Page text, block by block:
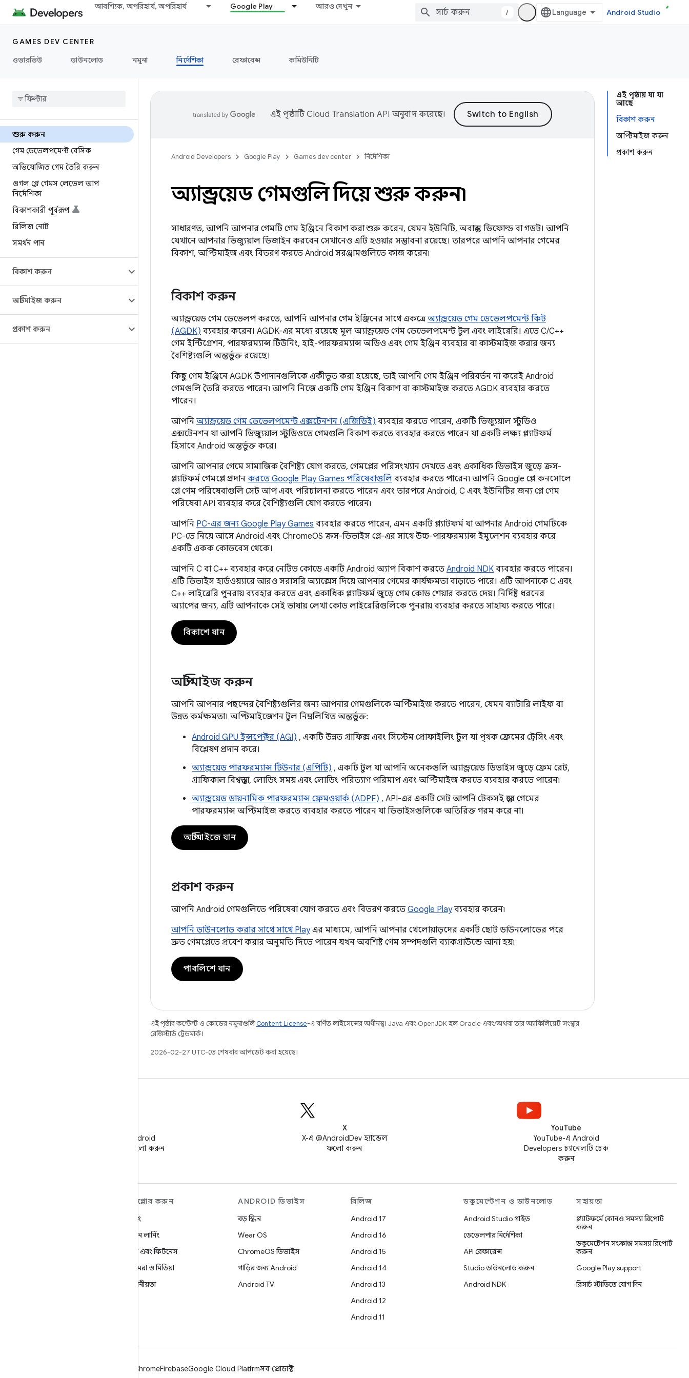
আবশ্যিক, অপরিহার্য, অপরিহার্য Google Play আরও দেখুন
/ Android Studio
GAMES DEV CENTER
ওভারভিউ
ডাউনলোড নমুনা নির্দেশিকা রেফারেন্স কমিউনিটি
শুরু করুন
গেম ডেভেলপমেন্ট বেসিক
অভিযোজিত গেম তৈরি করুন
গুগল প্লে গেমস লেভেল আপ
নির্দেশিকা
বিকাশকারী পূর্বরূপ
রিলিজ নোট
সমর্থন পান
বিকাশ করুন
অপ্টিমাইজ করুন
প্রকাশ করুন
এই পৃষ্ঠায় যা যা
আছে
বিকাশ করুন
অপ্টিমাইজ করুন
প্রকাশ করুন
এই পৃষ্ঠাটিCloud Translation API অনুবাদ করেছে।
Android Developers Google Play Games dev center নির্দেশিকা
অ্যান্ড্রয়েড গেমগুলি দিয়ে শুরু করুন৷
সাধারণত, আপনি আপনার গেমটি গেম ইঞ্জিনে বিকাশ করা শুরু করেন, যেমন ইউনিটি, অবাস্তব, ডিফোল্ড বা গডট। আপনি
যেখানে আপনার ভিজ্যুয়াল ডিজাইন করবেন সেখানেও এটি হওয়ার সম্ভাবনা রয়েছে। তারপরে আপনি আপনার গেমের
বিকাশ, অপ্টিমাইজ এবং বিতরণ করতে Android সরঞ্জামগুলিতে কাজ করেন৷
বিকাশ করুন
অ্যান্ড্রয়েড গেম ডেভেলপ করতে, আপনি আপনার গেম ইঞ্জিনের সাথে একত্রে অ্যান্ড্রয়েড গেম ডেভেলপমেন্ট কিট
(AGDK) ব্যবহার করেন। AGDK-এর মধ্যে রয়েছে মূল অ্যান্ড্রয়েড গেম ডেভেলপমেন্ট টুল এবং লাইব্রেরি। এতে C/C++
গেম ইন্টিগ্রেশন, পারফরম্যান্স টিউনিং, হাই-পারফরম্যান্স অডিও এবং গেম ইঞ্জিন ব্যবহার বা কাস্টমাইজ করার জন্য
বৈশিষ্ট্যগুলি অন্তর্ভুক্ত রয়েছে।
কিছু গেম ইঞ্জিনে AGDK উপাদানগুলিকে একীভূত করা হয়েছে, তাই আপনি গেম ইঞ্জিন পরিবর্তন না করেই Android
গেমগুলি তৈরি করতে পারেন৷ আপনি নিজে একটি গেম ইঞ্জিন বিকাশ বা কাস্টমাইজ করতে AGDK ব্যবহার করতে
পারেন।
আপনি অ্যান্ড্রয়েড গেম ডেভেলপমেন্ট এক্সটেনশন (এজিডিই) ব্যবহার করতে পারেন, একটি ভিজ্যুয়াল স্টুডিও
এক্সটেনশন যা আপনি ভিজ্যুয়াল স্টুডিওতে গেমগুলি বিকাশ করতে ব্যবহার করতে পারেন যা একটি লক্ষ্য প্ল্যাটফর্ম
হিসাবে Android অন্তর্ভুক্ত করে।
আপনি আপনার গেমে সামাজিক বৈশিষ্ট্য যোগ করতে, গেমপ্লের পরিসংখ্যান দেখতে এবং একাধিক ডিভাইস জুড়ে ক্রস-
প্ল্যাটফর্ম গেমপ্লে প্রদান করতে Google Play Games পরিষেবাগুলি ব্যবহার করতে পারেন৷ আপনি Google প্লে কনসোলে
প্লে গেম পরিষেবাগুলি সেট আপ এবং পরিচালনা করতে পারেন এবং তারপরে Android, C এবং ইউনিটির জন্য প্লে গেম
পরিষেবা API ব্যবহার করে বৈশিষ্ট্যগুলি যোগ করতে পারেন৷
আপনি PC-এর জন্য Google Play Games ব্যবহার করতে পারেন, এমন একটি প্ল্যাটফর্ম যা আপনার Android গেমটিকে
PC-তে নিয়ে আসে Android এবং ChromeOS ক্রস-ডিভাইস প্লে-এর সাথে উচ্চ-পারফরম্যান্স ইমুলেশন ব্যবহার করে
একটি একক কোডবেস থেকে।
আপনি C বা C++ ব্যবহার করে নেটিভ কোডে একটি Android অ্যাপ বিকাশ করতে Android NDK ব্যবহার করতে পারেন।
এটি ডিভাইস হার্ডওয়্যারে আরও সরাসরি অ্যাক্সেস দিয়ে আপনার গেমের কার্যক্ষমতা বাড়াতে পারে। এটি আপনাকে C এবং
C++ লাইব্রেরি পুনরায় ব্যবহার করতে এবং একাধিক প্ল্যাটফর্ম জুড়ে গেম কোড শেয়ার করতে দেয়। নির্দিষ্ট ধরনের
অ্যাপের জন্য, এটি আপনাকে সেই ভাষায় লেখা কোড লাইব্রেরিগুলিকে পুনরায় ব্যবহার করতে সাহায্য করতে পারে।
বিকাশে যান
অপ্টিমাইজ করুন
আপনি আপনার পছন্দের বৈশিষ্ট্যগুলির জন্য আপনার গেমগুলিকে অপ্টিমাইজ করতে পারেন, যেমন ব্যাটারি লাইফ বা
উন্নত কর্মক্ষমতা। অপ্টিমাইজেশন টুল নিম্নলিখিত অন্তর্ভুক্ত:
Android GPU ইন্সপেক্টর (AGI) , একটি উন্নত গ্রাফিক্স এবং সিস্টেম প্রোফাইলিং টুল যা পৃথক ফ্রেমের ট্রেসিং এবং
বিশ্লেষণ প্রদান করে।
অ্যান্ড্রয়েড পারফরম্যান্স টিউনার (এপিটি) , একটি টুল যা আপনি অনেকগুলি অ্যান্ড্রয়েড ডিভাইস জুড়ে ফ্রেম রেট,
গ্রাফিকাল বিশ্বস্ততা, লোডিং সময় এবং লোডিং পরিত্যাগ পরিমাপ এবং অপ্টিমাইজ করতে ব্যবহার করতে পারেন৷
অ্যান্ড্রয়েড ডায়নামিক পারফরম্যান্স ফ্রেমওয়ার্ক (ADPF) , API-এর একটি সেট আপনি টেকসই স্তরে গেমের
পারফরম্যান্স অপ্টিমাইজ করতে ব্যবহার করতে পারেন যা ডিভাইসগুলিকে অতিরিক্ত গরম করে না।
অপ্টিমাইজে যান
প্রকাশ করুন
আপনি Android গেমগুলিতে পরিষেবা যোগ করতে এবং বিতরণ করতে Google Playব্যবহার করেন৷
আপনি ডাউনলোড করার সাথে সাথে Playএর মাধ্যমে, আপনি আপনার খেলোয়াড়দের একটি ছোট ডাউনলোডের পরে
দ্রুত গেমপ্লেতে প্রবেশ করার অনুমতি দিতে পারেন যখন অবশিষ্ট গেম সম্পদগুলি ব্যাকগ্রাউন্ডে আনা হয়৷
পাবলিশে যান
এই পৃষ্ঠার কন্টেন্ট ও কোডের নমুনাগুলিContent License-এ বর্ণিত লাইসেন্সের অধীনস্থ। Java এবং OpenJDK হল Oracle এবং/অথবা তার অ্যাফিলিয়েট সংস্থার
রেজিস্টার্ড ট্রেডমার্ক।
2026-02-27 UTC-তে শেষবার আপডেট করা হয়েছে।
WeChat-এ Android
ডেভেলপারদের ফলো করুন
X
X-এ @AndroidDev হ্যান্ডেল
ফলো করুন
YouTube
YouTube-এ Android
Developers চ্যানেলটি চেক
করুন
এক্সপ্লোর করুন
গেমিং
মেশিন লার্নিং
স্বাস্থ্য এবং ফিটনেস
ক্যামেরা ও মিডিয়া
গোপনীয়তা
ANDROID ডিভাইস
বড় স্ক্রিন
Wear OS
ChromeOS ডিভাইস
গাড়ির জন্য Android
Android TV
রিলিজ
Android 17
Android 16
Android 15
Android 14
Android 13
Android 12
Android 11
ডকুমেন্টেশন ও ডাউনলোড
Android Studio গাইড
ডেভেলপার নির্দেশিকা
API রেফারেন্স
Studio ডাউনলোড করুন
Android NDK
সহায়তা
প্ল্যাটফর্মে কোনও সমস্যা রিপোর্ট
করুন
ডকুমেন্টেশন সংক্রান্ত সমস্যা রিপোর্ট
করুন
Google Play support
রিসার্চ স্টাডিতে যোগ দিন
ChromeFirebaseGoogle Cloud Platformসব প্রোডাক্ট